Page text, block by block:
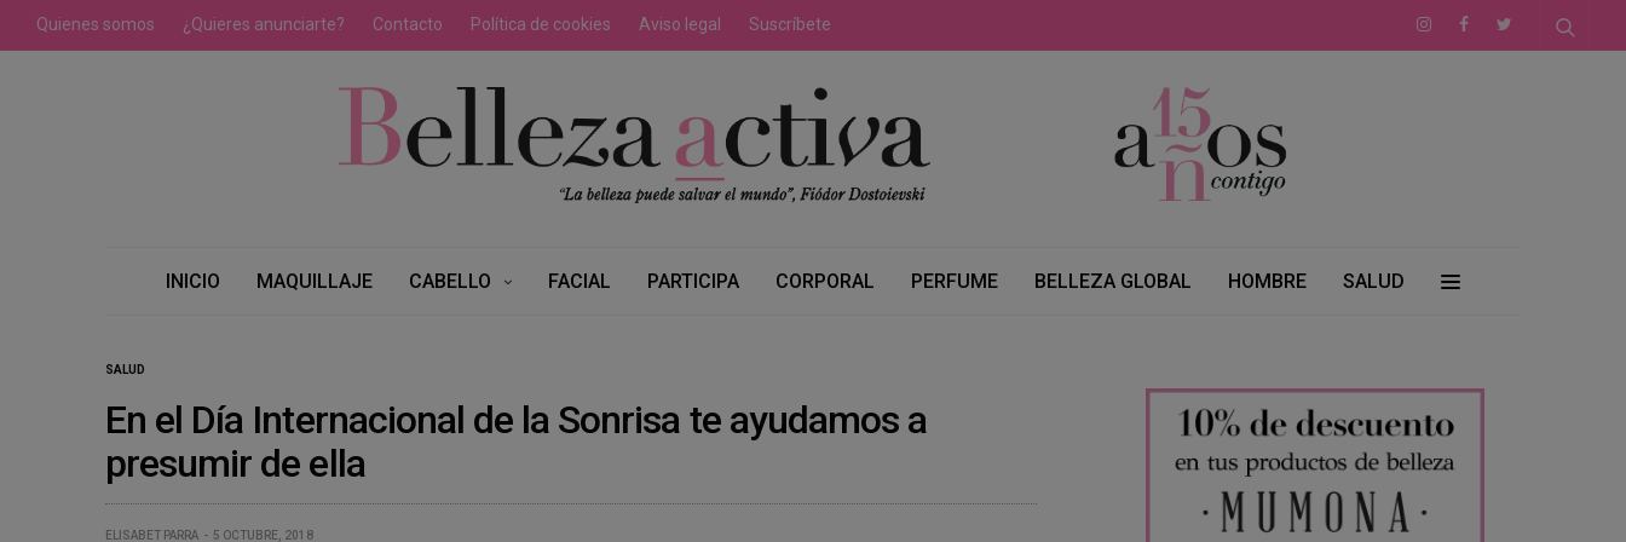
Quienes somos ¿Quieres anunciarte? Contacto Política de cookies Aviso legal Suscríbete
INICIO MAQUILLAJE CABELLO FACIAL PARTICIPA CORPORAL PERFUME BELLEZA GLOBAL HOMBRE SALUD
SALUD
En el Día Internacional de la Sonrisa te ayudamos a
presumir de ella
ELISABET PARRA 5 OCTUBRE, 2018